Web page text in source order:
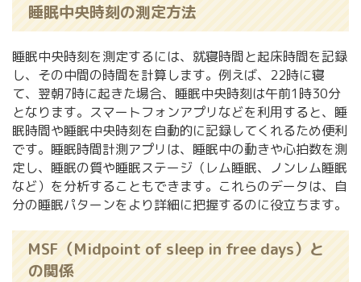
睡眠中央時刻の測定方法
睡眠中央時刻を測定するには、就寝時間と起床時間を記録
し、その中間の時間を計算します。例えば、22時に寝
て、翌朝7時に起きた場合、睡眠中央時刻は午前1時30分
となります。スマートフォンアプリなどを利用すると、睡
眠時間や睡眠中央時刻を自動的に記録してくれるため便利
です。睡眠時間計測アプリは、睡眠中の動きや心拍数を測
定し、睡眠の質や睡眠ステージ（レム睡眠、ノンレム睡眠
など）を分析することもできます。これらのデータは、自
分の睡眠パターンをより詳細に把握するのに役立ちます。
MSF（Midpoint of sleep in free days）と
の関係